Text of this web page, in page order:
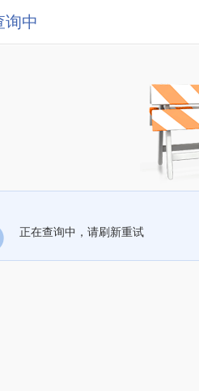
询中
正在查询中，请刷新重试